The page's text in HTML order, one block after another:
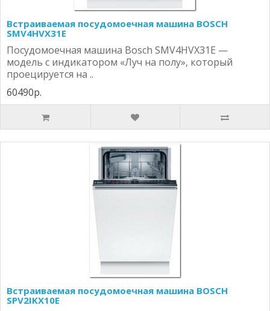
Встраиваемая посудомоечная машина BOSCH
SMV4HVX31E
Посудомоечная машина Bosch SMV4HVX31E —
модель с индикатором «Луч на полу», который
проецируется на ..
60490р.
Встраиваемая посудомоечная машина BOSCH
SPV2IKX10E